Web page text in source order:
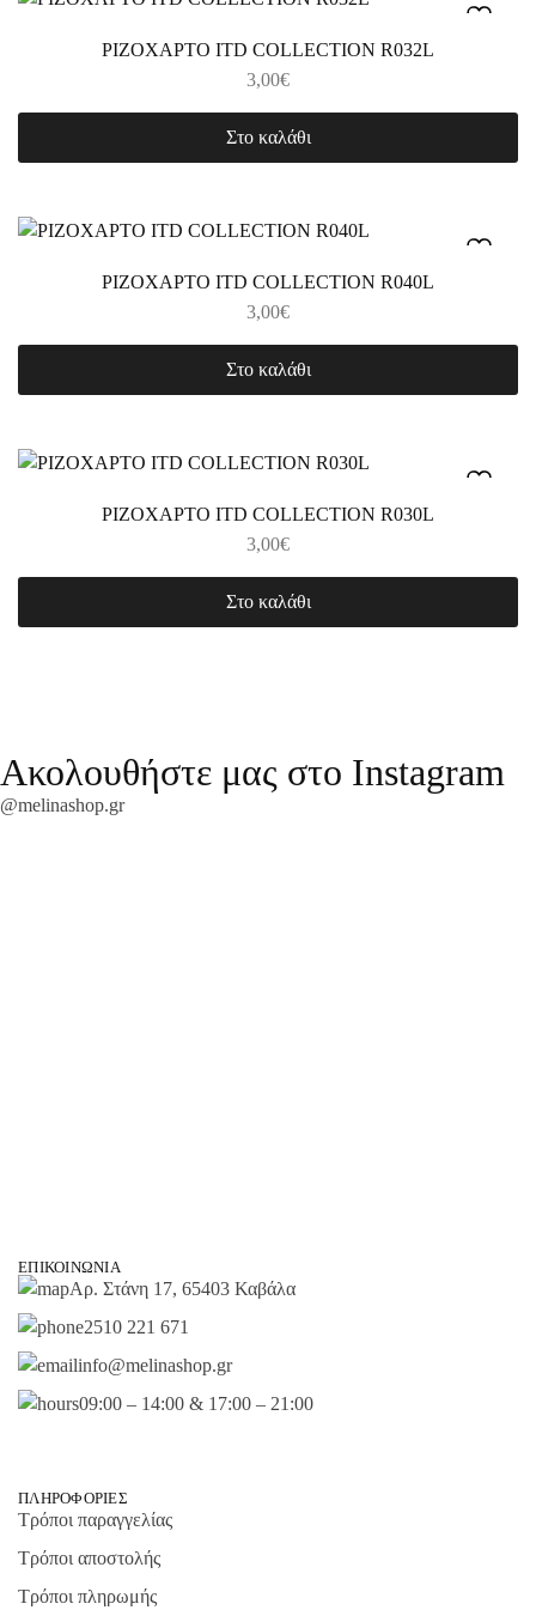
ΡΙΖΟΧΑΡΤΟ ITD COLLECTION R032L
3,00€
Στο καλάθι
ΡΙΖΟΧΑΡΤΟ ITD COLLECTION R040L
3,00€
Στο καλάθι
ΡΙΖΟΧΑΡΤΟ ITD COLLECTION R030L
3,00€
Στο καλάθι
Ακολουθήστε μας στο Instagram
@melinashop.gr
ΕΠΙΚΟΙΝΩΝΊΑ
Αρ. Στάνη 17, 65403 Καβάλα
2510 221 671
info@melinashop.gr
09:00 – 14:00 & 17:00 – 21:00
ΠΛΗΡΟΦΟΡΊΕΣ
Τρόποι παραγγελίας
Τρόποι αποστολής
Τρόποι πληρωμής